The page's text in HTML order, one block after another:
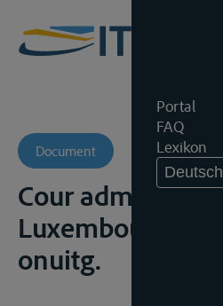
Portal
FAQ
Lexikon
Deutsch
Document
Cour
Luxembourg, 28
onuitg.